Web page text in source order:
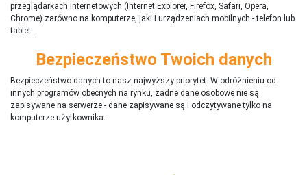
przeglądarkach internetowych (Internet Explorer, Firefox, Safari, Opera,
Chrome) zarówno na komputerze, jaki i urządzeniach mobilnych - telefon lub
tablet..
Bezpieczeństwo Twoich danych
Bezpieczeństwo danych to nasz najwyższy priorytet. W odróżnieniu od
innych programów obecnych na rynku, żadne dane osobowe nie są
zapisywane na serwerze - dane zapisywane są i odczytywane tylko na
komputerze użytkownika.